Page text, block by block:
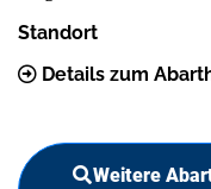
Standort
Details zum
Weitere